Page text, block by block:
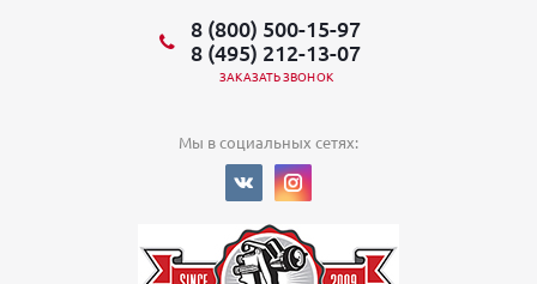
8 (800) 500-15-97
8 (495) 212-13-07
ЗАКАЗАТЬ ЗВОНОК
Мы в социальных сетях: